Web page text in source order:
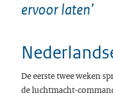
ervoor laten’
De eerste twee weken
de luchtmacht-